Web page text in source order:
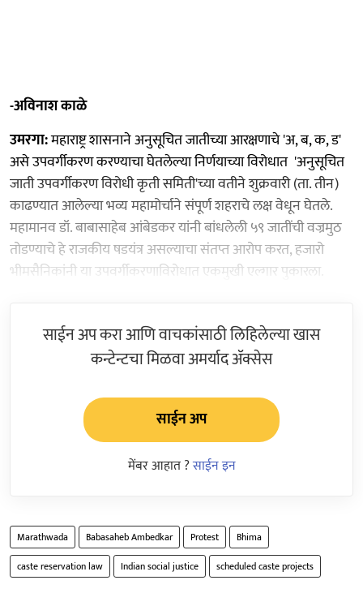
-अविनाश काळे
उमरगा:महाराष्ट्र शासनाने अनुसूचित जातीच्या आरक्षणाचे 'अ, ब, क, ड'
असे उपवर्गीकरण करण्याचा घेतलेल्या निर्णयाच्या विरोधात 'अनुसूचित
जाती उपवर्गीकरण विरोधी कृती समिती'च्या वतीने शुक्रवारी (ता. तीन)
काढण्यात आलेल्या भव्य महामोर्चाने संपूर्ण शहराचे लक्ष वेधून घेतले.
महामानव डॉ. बाबासाहेब आंबेडकर यांनी बांधलेली ५९ जातींची वज्रमुठ
तोडण्याचे हे राजकीय षडयंत्र असल्याचा संतप्त आरोप करत, हजारो
भीमसैनिकांनी या उपवर्गीकरणाविरोधात एकमुखी एल्गार पुकारला.
साईन अप करा आणि वाचकांसाठी लिहिलेल्या खास
कन्टेन्टचा मिळवा अमर्याद ॲक्सेस
साईन अप
मेंबर आहात ?साईन इन
Marathwada Babasaheb Ambedkar Protest
Bhima
caste reservation law
Indian social justice scheduled caste projects